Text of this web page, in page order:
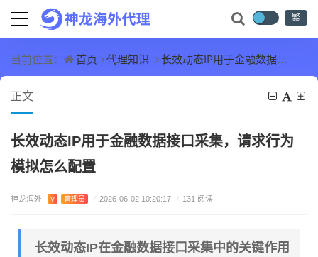
繁
当前位置： 首页 代理知识 长效动态IP用于金融数据接口采集，请求行为模拟怎么配置
正文
长效动态IP用于金融数据接口采集，请求行为
模拟怎么配置
神龙海外 V 管理员 / 2026-06-02 10:20:17 / 131 阅读
长效动态IP在金融数据接口采集中的关键作用